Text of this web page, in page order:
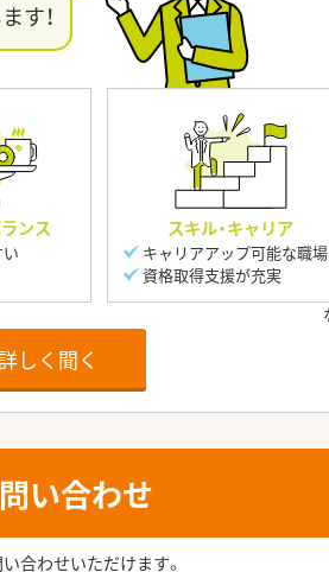
す！
ンス スキル・キャリア
キャリアアップ可能な職場
資格取得支援が充実
しく聞く
い合わせ
合わせいただけます。